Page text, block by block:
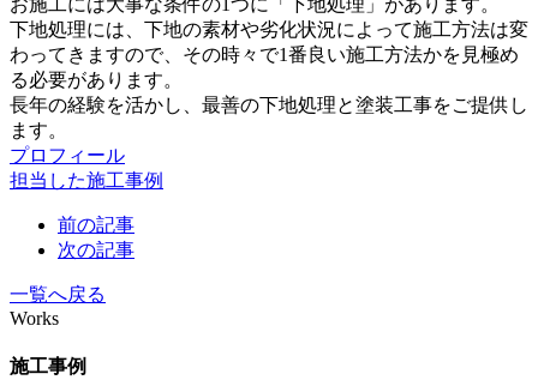
下地処理には、下地の素材や劣化状況によって施工方法は変
わってきますので、その時々で1番良い施工方法かを見極め
る必要があります。
長年の経験を活かし、最善の下地処理と塗装工事をご提供し
ます。
プロフィール
担当した施工事例
前の記事
次の記事
一覧へ戻る
Works
施工事例